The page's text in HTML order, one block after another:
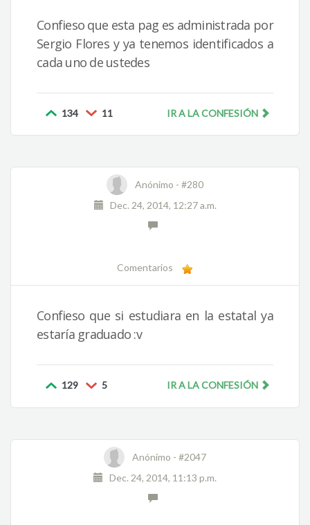
Confieso que esta pag es administrada por
Sergio Flores y ya tenemos identificados a
cada uno de ustedes
134 11 IR A LA CONFESIÓN
Anónimo - #280
Dec. 24, 2014, 12:27 a.m.
Comentarios
Confieso que si estudiara en la estatal ya
estaría graduado :v
129 5 IR A LA CONFESIÓN
Anónimo - #2047
Dec. 24, 2014, 11:13 p.m.